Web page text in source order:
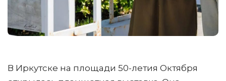
В Иркутске на площади 50-летия Октября